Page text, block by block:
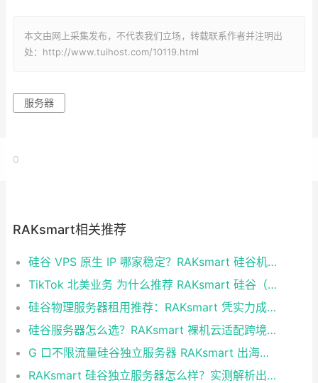
本文由网上采集发布，不代表我们立场，转载联系作者并注明出
处：http://www.tuihost.com/10119.html
服务器
0
RAKsmart相关推荐
硅谷 VPS 原生 IP 哪家稳定？RAKsmart 硅谷机房深度评测
TikTok 北美业务 为什么推荐 RAKsmart 硅谷（圣何塞）原生 IP 服务器
硅谷物理服务器租用推荐：RAKsmart 凭实力成为跨境业务首选
硅谷服务器怎么选？RAKsmart 裸机云适配跨境电商 手游后台
G 口不限流量硅谷独立服务器 RAKsmart 出海业务实测
RAKsmart 硅谷独立服务器怎么样？实测解析出海业务选型参考